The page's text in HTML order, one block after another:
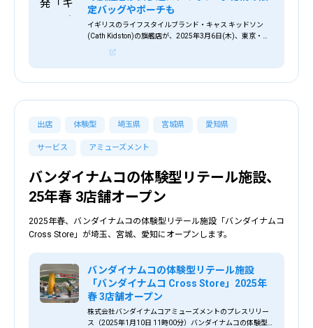
定バッグやポーチも
イギリスのライフスタイルブランド・キャス キッドソン
(Cath Kidston)の旗艦店が、2025年3月6日(木)、東京・表
出店 体験型 埼玉県 宮城県 愛知県
サービス アミューズメント
バンダイナムコの体験型リテール施設、
25年春 3店舗オープン
2025年春、バンダイナムコの体験型リテール施設「バンダイナムコ
Cross Store」が埼玉、宮城、愛知にオープンします。
バンダイナムコの体験型リテール施設
「バンダイナムコ Cross Store」2025年
春 3店舗オープン
株式会社バンダイナムコアミューズメントのプレスリリー
ス（2025年1月10日 11時00分）バンダイナムコの体験型